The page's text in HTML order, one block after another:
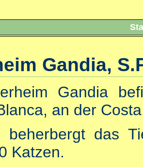
Gandia
Gandia,
Gandia
an der
beherbergt das
Katzen.